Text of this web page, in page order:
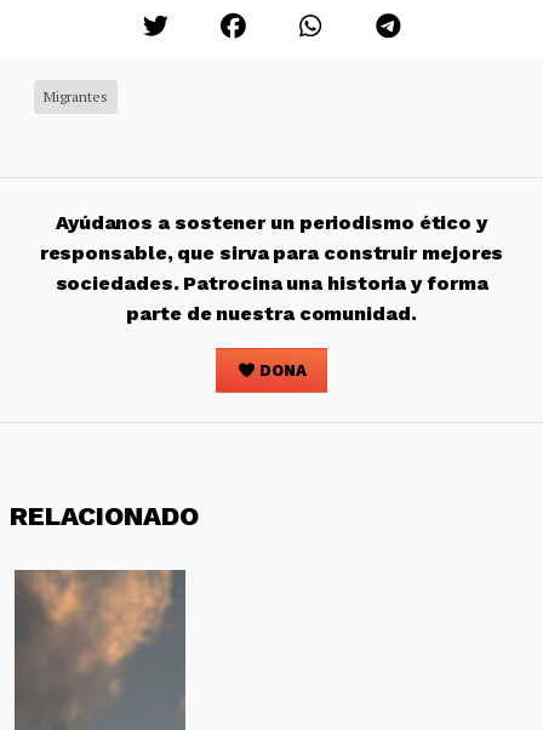
Migrantes
Ayúdanos a sostener un periodismo ético y
responsable, que sirva para construir mejores
sociedades. Patrocina una historia y forma
parte de nuestra comunidad.
DONA
RELACIONADO